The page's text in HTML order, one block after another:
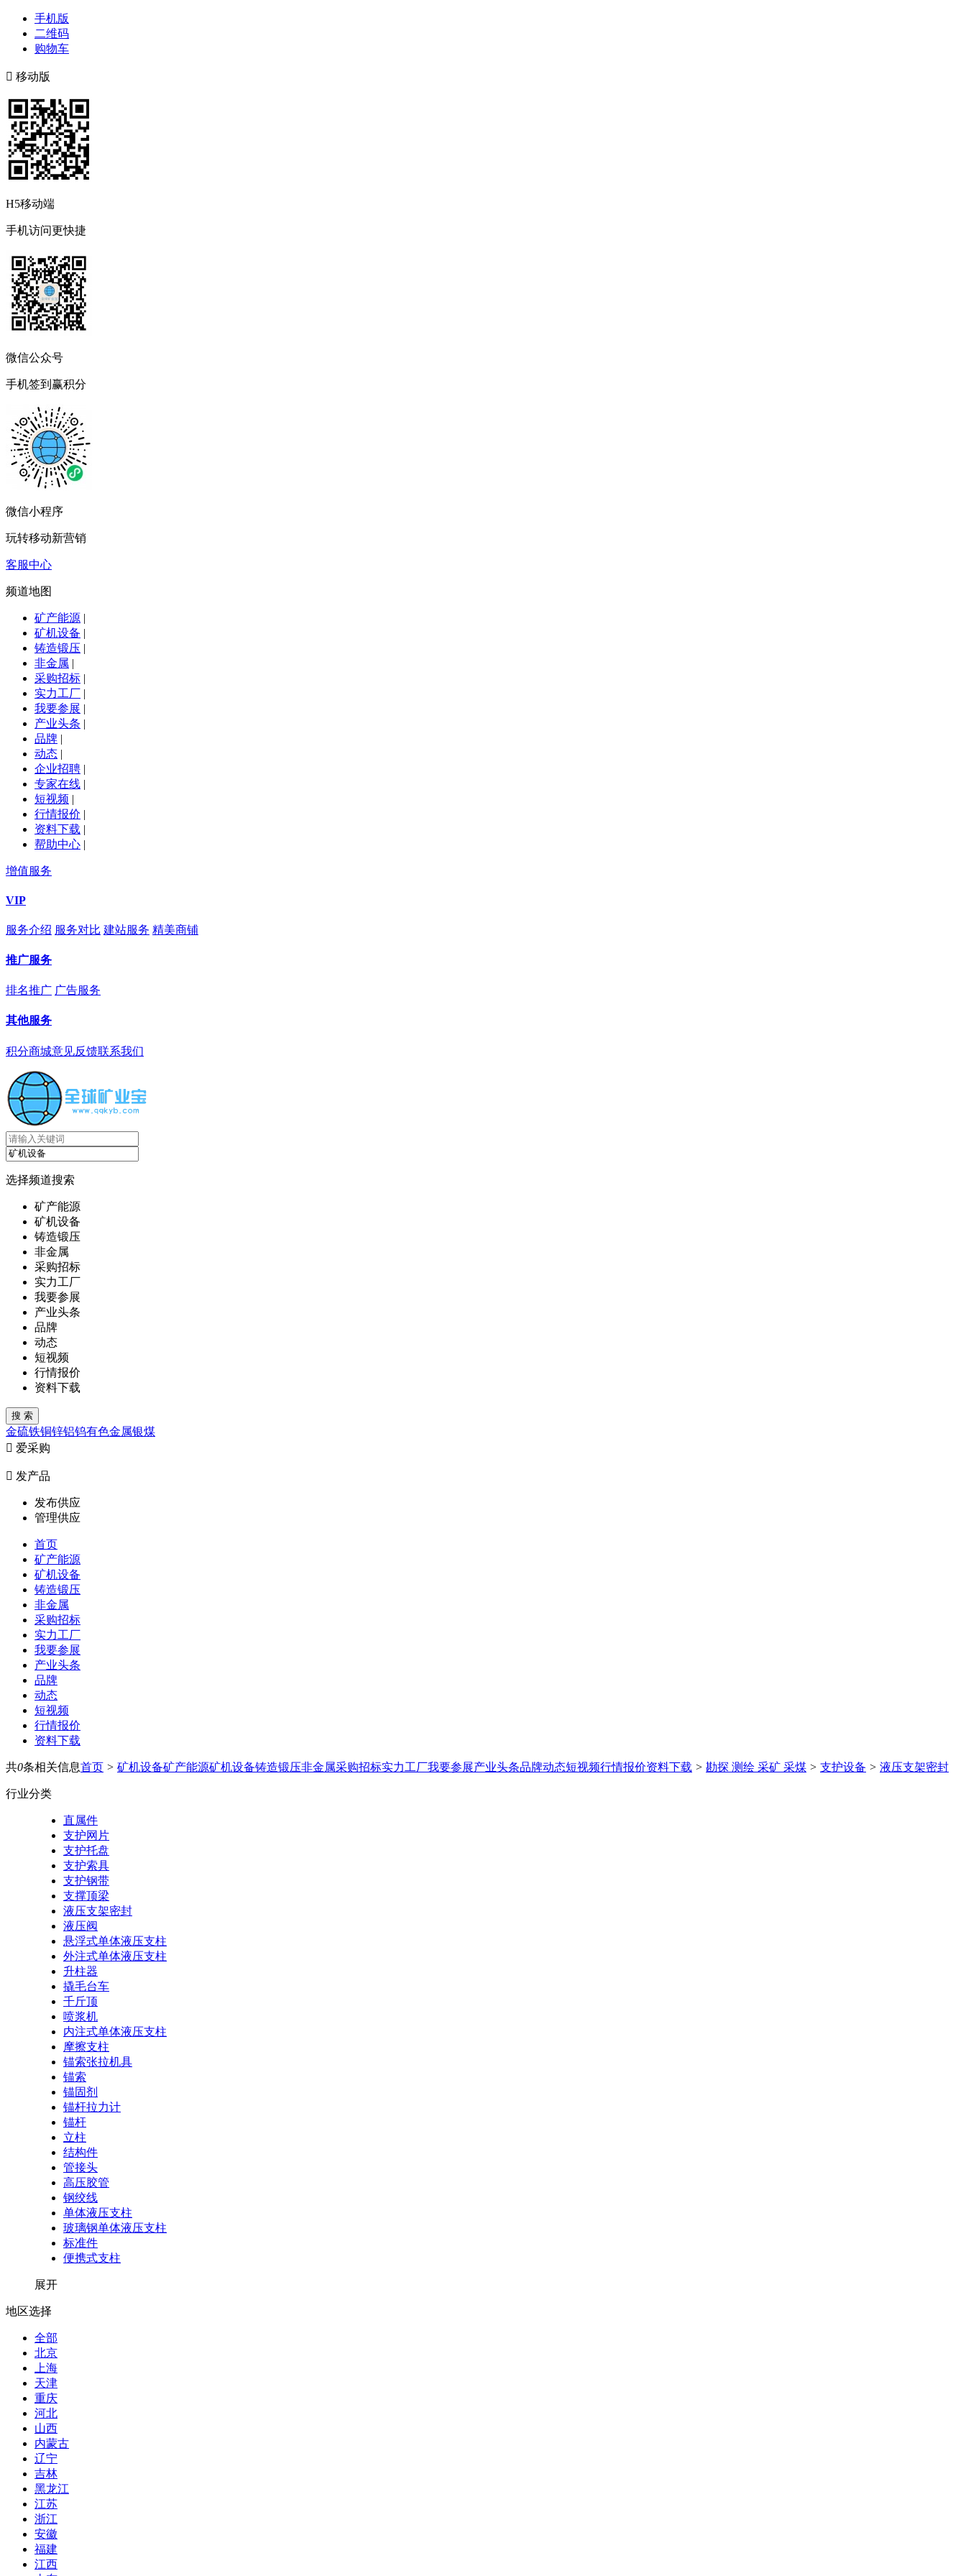
手机版
二维码
购物车
 移动版
H5移动端
手机访问更快捷
微信公众号
手机签到赢积分
微信小程序
玩转移动新营销
客服中心
频道地图
矿产能源 |
矿机设备 |
铸造锻压 |
非金属 |
采购招标 |
实力工厂 |
我要参展 |
产业头条 |
品牌 |
动态 |
企业招聘 |
专家在线 |
短视频 |
行情报价 |
资料下载 |
帮助中心 |
增值服务
VIP
服务介绍 服务对比 建站服务 精美商铺
推广服务
排名推广 广告服务
其他服务
积分商城意见反馈联系我们
选择频道搜索
矿产能源
矿机设备
铸造锻压
非金属
采购招标
实力工厂
我要参展
产业头条
品牌
动态
短视频
行情报价
资料下载
金硫铁铜锌铝钨有色金属银煤
 爱采购
 发产品
发布供应
管理供应
首页
矿产能源
矿机设备
铸造锻压
非金属
采购招标
实力工厂
我要参展
产业头条
品牌
动态
短视频
行情报价
资料下载
共0条相关信息首页 > 矿机设备矿产能源矿机设备铸造锻压非金属采购招标实力工厂我要参展产业头条品牌动态短视频行情报价资料下载 > 勘探 测绘 采矿 采煤 > 支护设备 > 液压支架密封
行业分类
直属件
支护网片
支护托盘
支护索具
支护钢带
支撑顶梁
液压支架密封
液压阀
悬浮式单体液压支柱
外注式单体液压支柱
升柱器
撬毛台车
千斤顶
喷浆机
内注式单体液压支柱
摩擦支柱
锚索张拉机具
锚索
锚固剂
锚杆拉力计
锚杆
立柱
结构件
管接头
高压胶管
钢绞线
单体液压支柱
玻璃钢单体液压支柱
标准件
便携式支柱
展开
地区选择
全部
北京
上海
天津
重庆
河北
山西
内蒙古
辽宁
吉林
黑龙江
江苏
浙江
安徽
福建
江西